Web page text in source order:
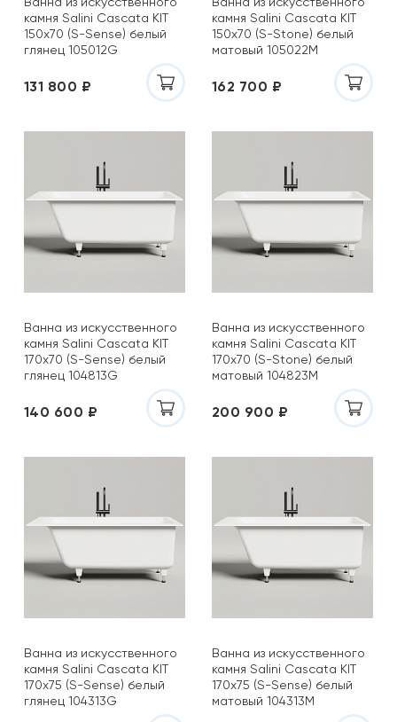
камня Salini Cascata KIT
150x70 (S-Sense) белый
глянец 105012G
131 800 ₽
камня Salini Cascata KIT
150x70 (S-Stone) белый
матовый 105022M
162 700 ₽
Ванна из искусственного
камня Salini Cascata KIT
170x70 (S-Sense) белый
глянец 104813G
140 600 ₽
Ванна из искусственного
камня Salini Cascata KIT
170x70 (S-Stone) белый
матовый 104823M
200 900 ₽
Ванна из искусственного
камня Salini Cascata KIT
170x75 (S-Sense) белый
глянец 104313G
Ванна из искусственного
камня Salini Cascata KIT
170x75 (S-Sense) белый
матовый 104313M